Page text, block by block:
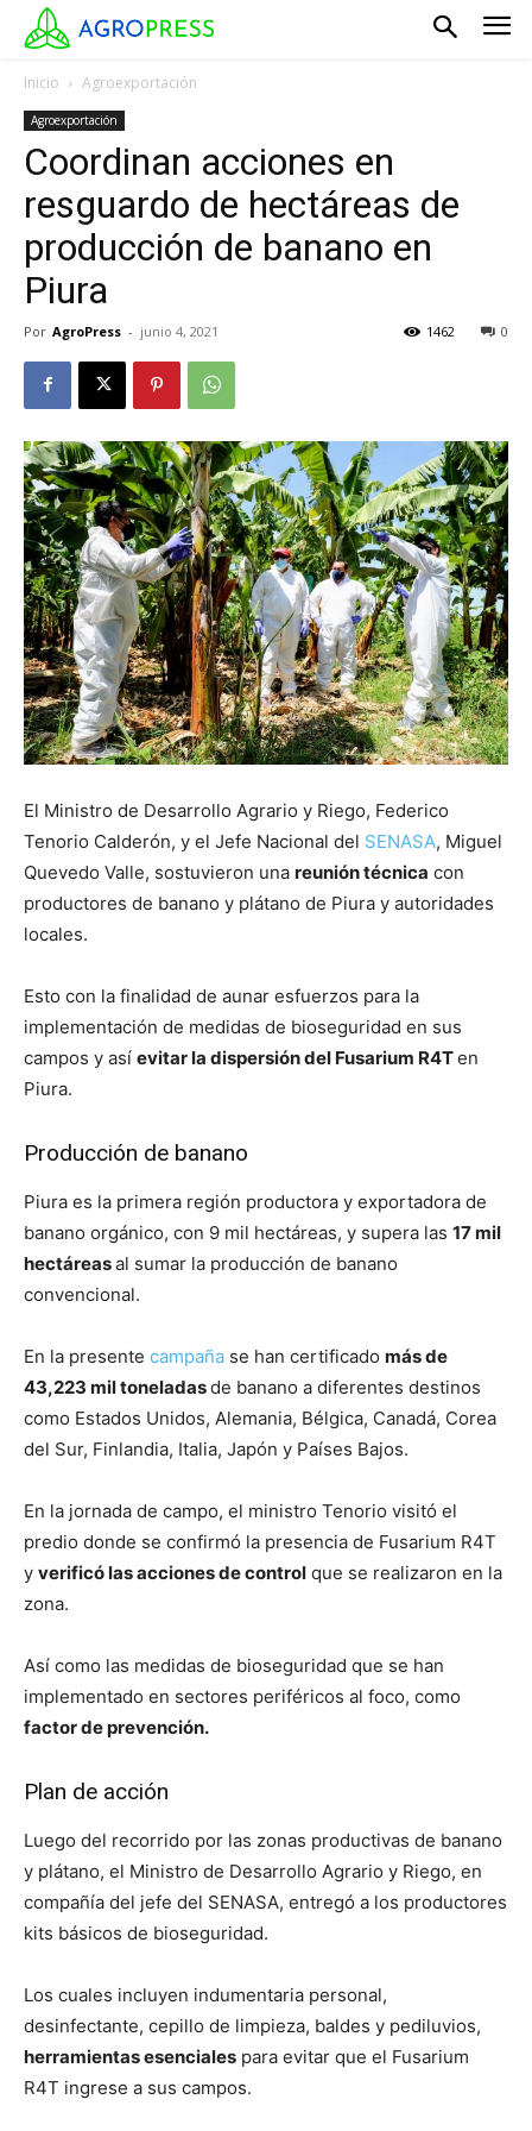
Inicio Agroexportación
Agroexportación
Coordinan acciones en
resguardo de hectáreas de
producción de banano en
Piura
Por AgroPress - junio 4, 2021 0
1462
El Ministro de Desarrollo Agrario y Riego, Federico
Tenorio Calderón, y el Jefe Nacional del SENASA, Miguel
Quevedo Valle, sostuvieron una reunión técnica con
productores de banano y plátano de Piura y autoridades
locales.
Esto con la finalidad de aunar esfuerzos para la
implementación de medidas de bioseguridad en sus
campos y así evitar la dispersión del Fusarium R4Ten
Piura.
Producción de banano
Piura es la primera región productora y exportadora de
banano orgánico, con 9 mil hectáreas, y supera las 17 mil
hectáreasal sumar la producción de banano
convencional.
En la presente campaña se han certificado más de
43,223 mil toneladasde banano a diferentes destinos
como Estados Unidos, Alemania, Bélgica, Canadá, Corea
del Sur, Finlandia, Italia, Japón y Países Bajos.
En la jornada de campo, el ministro Tenorio visitó el
predio donde se confirmó la presencia de Fusarium R4T
y verificó las acciones de control que se realizaron en la
zona.
Así como las medidas de bioseguridad que se han
implementado en sectores periféricos al foco, como
factor de prevención.
Plan de acción
Luego del recorrido por las zonas productivas de banano
y plátano, el Ministro de Desarrollo Agrario y Riego, en
compañía del jefe del SENASA, entregó a los productores
kits básicos de bioseguridad.
Los cuales incluyen indumentaria personal,
desinfectante, cepillo de limpieza, baldes y pediluvios,
herramientas esenciales para evitar que el Fusarium
R4T ingrese a sus campos.